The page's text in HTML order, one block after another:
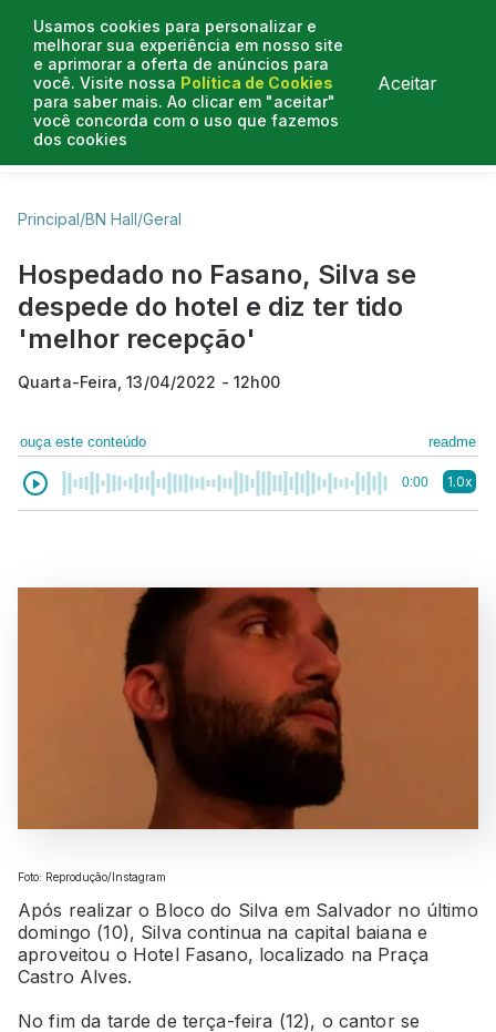
Usamos cookies para personalizar e
melhorar sua experiência em nosso site
e aprimorar a oferta de anúncios para
você. Visite nossa Política de Cookies
para saber mais. Ao clicar em "aceitar"
você concorda com o uso que fazemos
dos cookies
Aceitar
Business Hall
Principal/BN Hall/Geral
Hospedado no Fasano, Silva se
despede do hotel e diz ter tido
'melhor recepção'
Quarta-Feira, 13/04/2022 - 12h00
ouça este conteúdo readme
0:00 1.0x
Foto: Reprodução/Instagram
Após realizar o Bloco do Silva em Salvador no último
domingo (10), Silva continua na capital baiana e
aproveitou o Hotel Fasano, localizado na Praça
Castro Alves.
No fim da tarde de terça-feira (12), o cantor se